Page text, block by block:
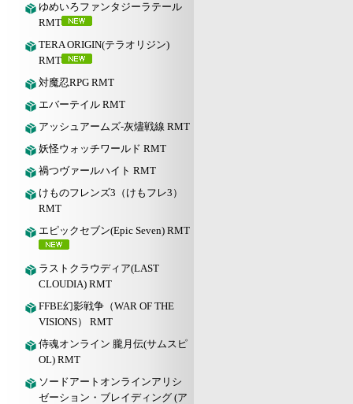
ゆめいろファンタジーラテール
RMT
TERA ORIGIN(テラオリジン)
RMT
対魔忍RPG RMT
エバーテイル RMT
アッシュアームズ‐灰燼戦線 RMT
妖怪ウォッチワールド RMT
禍つヴァールハイト RMT
けものフレンズ3（けもフレ3）
RMT
エピックセブン(Epic Seven) RMT
ラストクラウディア(LAST
CLOUDIA) RMT
FFBE幻影戦争（WAR OF THE
VISIONS） RMT
侍魂オンライン 朧月伝(サムスピ
OL) RMT
ソードアートオンラインアリシ
ゼーション・ブレイディング (ア